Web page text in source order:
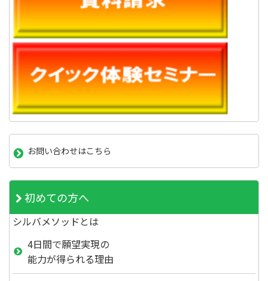
お問い合わせはこちら
初めての方へ
シルバメソッドとは
4日間で願望実現の
能力が得られる理由